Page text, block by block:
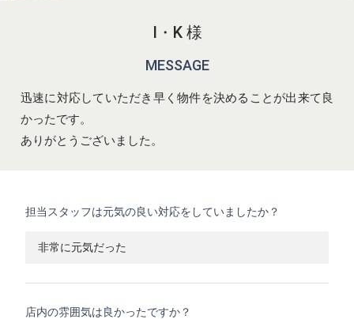
I・K 様
MESSAGE
迅速に対応していただき早く物件を決めることが出来て良
かったです。
ありがとうございました。
担当スタッフは元気の良い対応をしていましたか？
非常に元気だった
店内の雰囲気は良かったですか？